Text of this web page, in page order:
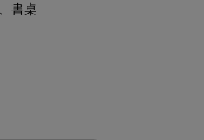
書桌